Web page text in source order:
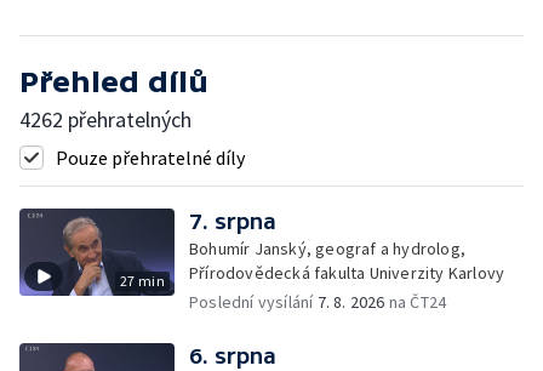
Přehled dílů
4262 přehratelných
Pouze přehratelné díly
27 min
7. srpna
Bohumír Janský, geograf a hydrolog,
Přírodovědecká fakulta Univerzity Karlovy
Poslední vysílání 7. 8. 2026 na ČT24
6. srpna